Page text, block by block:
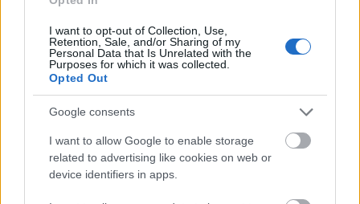
I want to opt-out of Collection, Use,
Retention, Sale, and/or Sharing of my
Personal Data that Is Unrelated with the
Purposes for which it was collected.
Opted Out
Google consents
I want to allow Google to enable storage
related to advertising like cookies on web or
device identifiers in apps.
Jednatřicetiletá závodnice září motivací pro
svou novou vášeň. Mimochodem, tento víkend
se k týmu Ragde Charge připojil i nový kolega
Stiny Nilssonové z všestranného běžeckého
lyžování: Mikael Gunnulfsen.